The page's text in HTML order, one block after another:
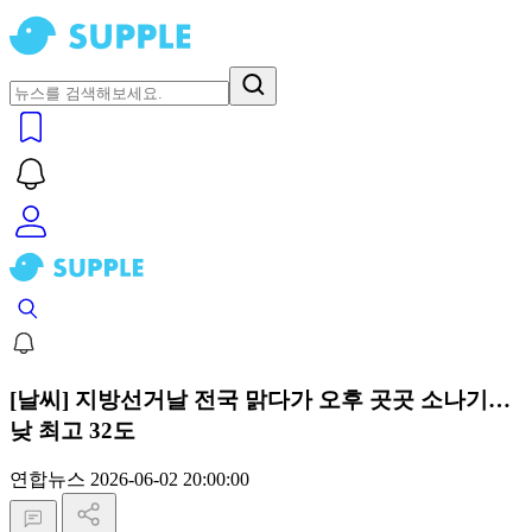
[날씨] 지방선거날 전국 맑다가 오후 곳곳 소나기…
낮 최고 32도
연합뉴스 2026-06-02 20:00:00